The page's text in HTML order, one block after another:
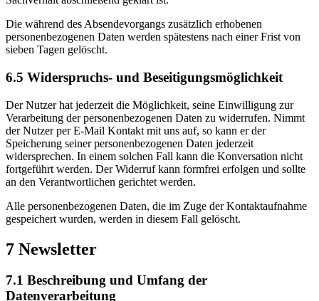
Die während des Absendevorgangs zusätzlich erhobenen
personenbezogenen Daten werden spätestens nach einer Frist von
sieben Tagen gelöscht.
6.5 Widerspruchs- und Beseitigungsmöglichkeit
Der Nutzer hat jederzeit die Möglichkeit, seine Einwilligung zur
Verarbeitung der personenbezogenen Daten zu widerrufen. Nimmt
der Nutzer per E-Mail Kontakt mit uns auf, so kann er der
Speicherung seiner personenbezogenen Daten jederzeit
widersprechen. In einem solchen Fall kann die Konversation nicht
fortgeführt werden. Der Widerruf kann formfrei erfolgen und sollte
an den Verantwortlichen gerichtet werden.
Alle personenbezogenen Daten, die im Zuge der Kontaktaufnahme
gespeichert wurden, werden in diesem Fall gelöscht.
7 Newsletter
7.1 Beschreibung und Umfang der
Datenverarbeitung